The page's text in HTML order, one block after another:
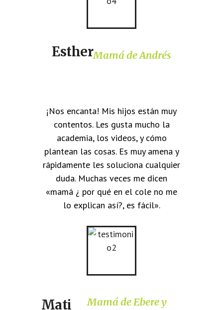
EstherMamá de Andrés
¡Nos encanta! Mis hijos están muy
contentos. Les gusta mucho la
academia, los videos, y cómo
plantean las cosas. Es muy amena y
rápidamente les soluciona cualquier
duda. Muchas veces me dicen
«mamá ¿ por qué en el cole no me
lo explican así?, es fácil».
Mati
Mamá de Ebere y